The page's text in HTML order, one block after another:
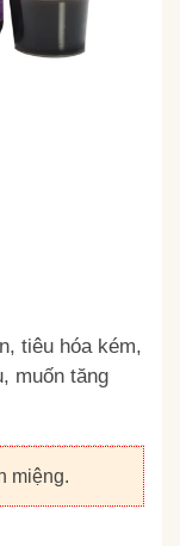
tiêu hóa kém,
muốn tăng
miệng.